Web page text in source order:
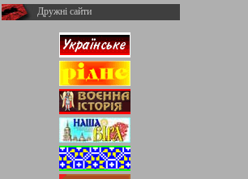
Дружні сайти